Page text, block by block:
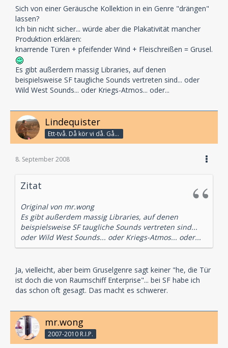
Sich von einer Geräusche Kollektion in ein Genre "drängen"
lassen?
Ich bin nicht sicher... würde aber die Plakativität mancher
Produktion erklären:
knarrende Türen + pfeifender Wind + Fleischreißen = Grusel.
Es gibt außerdem massig Libraries, auf denen
beispielsweise SF taugliche Sounds vertreten sind... oder
Wild West Sounds... oder Kriegs-Atmos... oder...
Lindequister
Ett-två. Då kör vi då. Går bandet?
8. September 2008
Zitat
Original von mr.wong
Es gibt außerdem massig Libraries, auf denen
beispielsweise SF taugliche Sounds vertreten sind...
oder Wild West Sounds... oder Kriegs-Atmos... oder...
Ja, vielleicht, aber beim Gruselgenre sagt keiner "he, die Tür
ist doch die von Raumschiff Enterprise"... bei SF habe ich
das schon oft gesagt. Das macht es schwerer.
mr.wong
2007-2010 R.I.P.